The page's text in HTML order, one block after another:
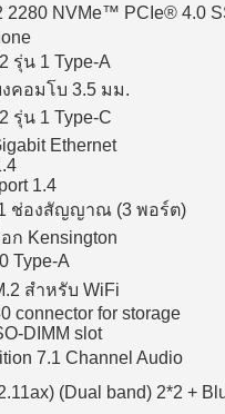
2280 NVMe™ PCIe® 4.0
รุ่น 1 Type-A
งคอมโบ 3.5 มม.
รุ่น 1 Type-C
Ethernet
1.4
ช่องสัญญาณ (3 พอร์ต)
ก Kensington
Type-A
สำหรับ WiFi
connector for storage
DIMM slot
7.1 Channel Audio
(Dual band) 2*2 +